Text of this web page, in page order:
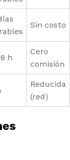
Sin costo
h
Cero
comisión
Reducida
(red)